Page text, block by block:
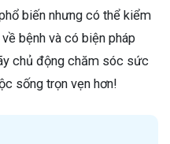
biến nhưng có thể kiểm
bệnh và có biện pháp
chủ động chăm sóc sức
sống trọn vẹn hơn!